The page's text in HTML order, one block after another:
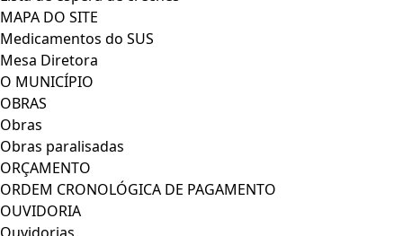
MAPA DO SITE
Medicamentos do SUS
Mesa Diretora
O MUNICÍPIO
OBRAS
Obras
Obras paralisadas
ORÇAMENTO
ORDEM CRONOLÓGICA DE PAGAMENTO
OUVIDORIA